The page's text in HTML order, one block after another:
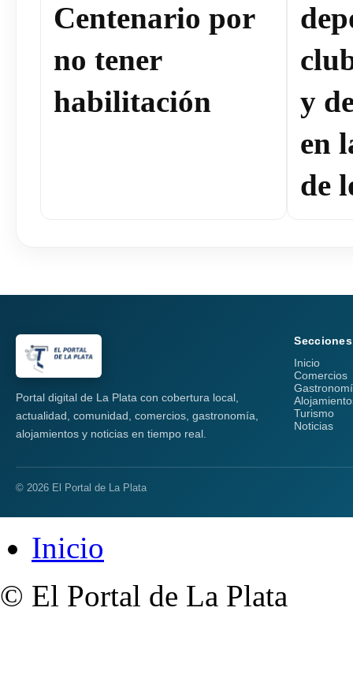
Centenario por
no tener
habilitación
y
en
de
Portal digital de La Plata con cobertura local,
actualidad, comunidad, comercios, gastronomía,
alojamientos y noticias en tiempo real.
Secciones
Inicio
Comercios
Turismo
Noticias
© 2026 El Portal de La Plata
Inicio
© El Portal de La Plata